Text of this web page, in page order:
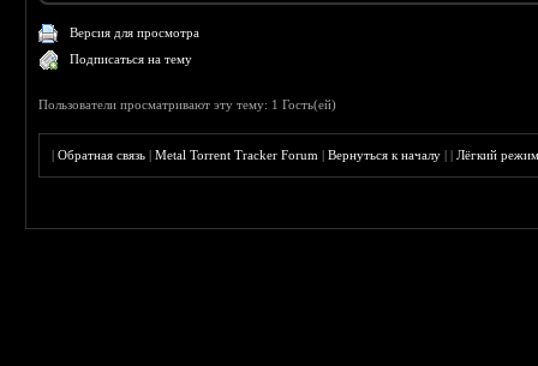
Версия для просмотра
Подписаться на тему
Пользователи просматривают эту тему: 1 Гость(ей)
|Обратная связь |Metal Torrent Tracker Forum |Вернуться к началу ||Лёгкий